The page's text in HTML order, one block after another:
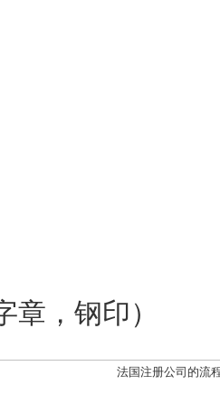
章，钢印）